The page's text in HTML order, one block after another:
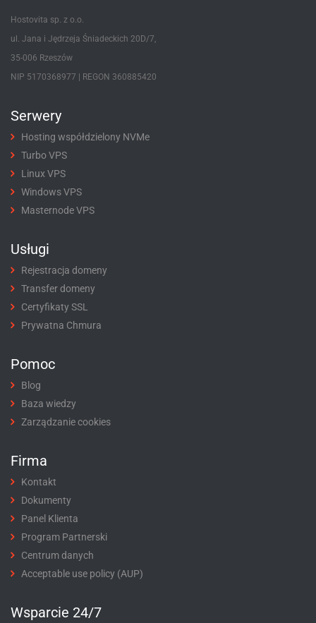
Hostovita sp. z o.o.
ul. Jana i Jędrzeja Śniadeckich 20D/7,
35-006 Rzeszów
NIP 5170368977 | REGON 360885420
Serwery
Hosting współdzielony NVMe
Turbo VPS
Linux VPS
Windows VPS
Masternode VPS
Usługi
Rejestracja domeny
Transfer domeny
Certyfikaty SSL
Prywatna Chmura
Pomoc
Blog
Baza wiedzy
Zarządzanie cookies
Firma
Kontakt
Dokumenty
Panel Klienta
Program Partnerski
Centrum danych
Acceptable use policy (AUP)
Wsparcie 24/7